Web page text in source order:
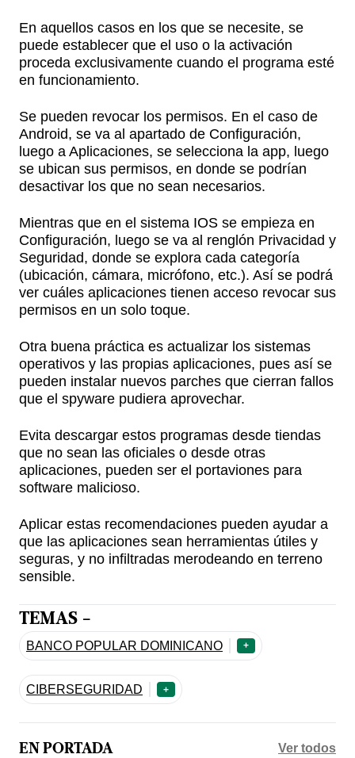
En aquellos casos en los que se necesite, se
puede establecer que el uso o la activación
proceda exclusivamente cuando el programa esté
en funcionamiento.
Se pueden revocar los permisos. En el caso de
Android, se va al apartado de Configuración,
luego a Aplicaciones, se selecciona la app, luego
se ubican sus permisos, en donde se podrían
desactivar los que no sean necesarios.
Mientras que en el sistema IOS se empieza en
Configuración, luego se va al renglón Privacidad y
Seguridad, donde se explora cada categoría
(ubicación, cámara, micrófono, etc.). Así se podrá
ver cuáles aplicaciones tienen acceso revocar sus
permisos en un solo toque.
Otra buena práctica es actualizar los sistemas
operativos y las propias aplicaciones, pues así se
pueden instalar nuevos parches que cierran fallos
que el spyware pudiera aprovechar.
Evita descargar estos programas desde tiendas
que no sean las oficiales o desde otras
aplicaciones, pueden ser el portaviones para
software malicioso.
Aplicar estas recomendaciones pueden ayudar a
que las aplicaciones sean herramientas útiles y
seguras, y no infiltradas merodeando en terreno
sensible.
TEMAS -
BANCO POPULAR DOMINICANO +
CIBERSEGURIDAD +
EN PORTADA Ver todos